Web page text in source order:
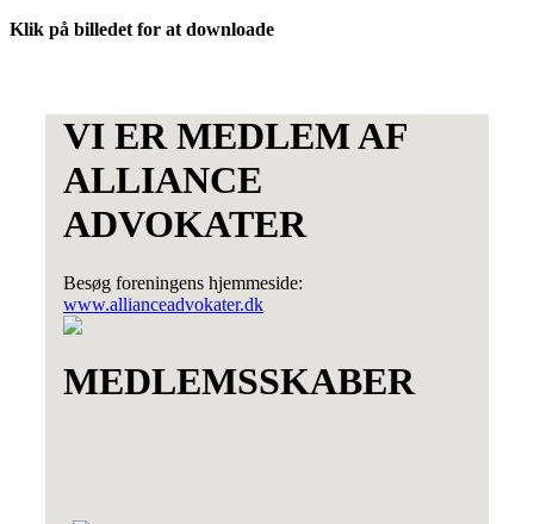
Klik på billedet for at downloade
VI ER MEDLEM AF
ALLIANCE
ADVOKATER
Besøg foreningens hjemmeside:
www.allianceadvokater.dk
MEDLEMSSKABER